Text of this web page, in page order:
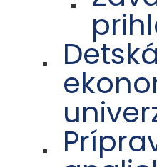
Detská